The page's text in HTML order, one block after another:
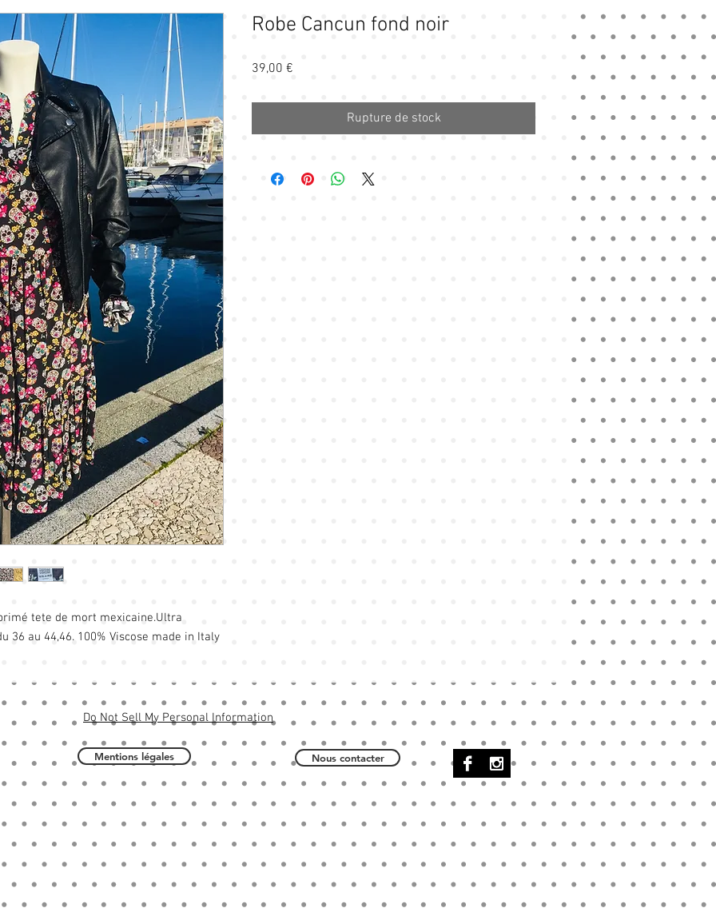
tete de mort mexicaine.Ultra
36 au 44,46. 100% Viscose made in Italy
Robe Cancun fond noir
39,00 €
Rupture de stock
Do Not Sell My Personal Information
Mentions légales Nous contacter